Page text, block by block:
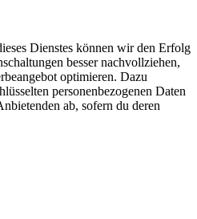
Dienstes können wir den Erfolg
besser nachvollziehen,
optimieren. Dazu
personenbezogenen Daten
ab, sofern du deren